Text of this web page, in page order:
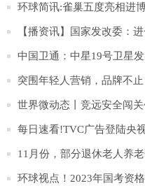
起人彭凯平支招
环球简讯:雀巢五度亮相进
【播资讯】国家发改委：
参与盘活城市老旧资源
中国卫通：中星19号卫星
突围年轻人营销，品牌不
世界微动态丨竞远安全闯
每日速看!TVC广告登陆央
11月份，部分退休老人养
原因？
环球视点！2023年国考资